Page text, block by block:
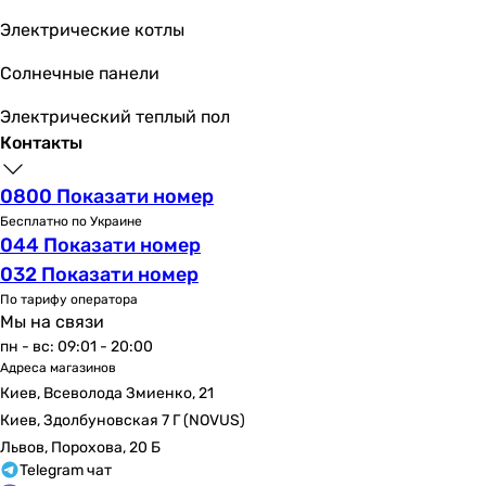
243 м³/час
243 м³/час
197 м³/час
205 м³/час
185 м³/час
Максимальное давление
-
59 Па
-
39 Па
65 Па
-
65 Па
-
72 Па
56 Па
Электрические котлы
Солнечные панели
Электрический теплый пол
Контакты
0800 Показати номер
Бесплатно по Украине
044 Показати номер
032 Показати номер
По тарифу оператора
Мы на связи
пн - вс: 09:01 - 20:00
Адреса магазинов
Киев, Всеволода Змиенко, 21
Киев, Здолбуновская 7 Г (NOVUS)
Львов, Порохова, 20 Б
Telegram чат